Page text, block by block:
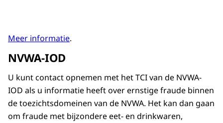
Meer informatie.
NVWA-IOD
U kunt contact opnemen met het TCI van de NVWA-
IOD als u informatie heeft over ernstige fraude binnen
de toezichtsdomeinen van de NVWA. Het kan dan gaan
om fraude met bijzondere eet- en drinkwaren,